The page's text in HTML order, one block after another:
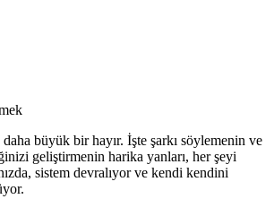
büyük bir hayır. İşte şarkı söylemenin ve
geliştirmenin harika yanları, her şeyi
sistem devralıyor ve kendi kendini